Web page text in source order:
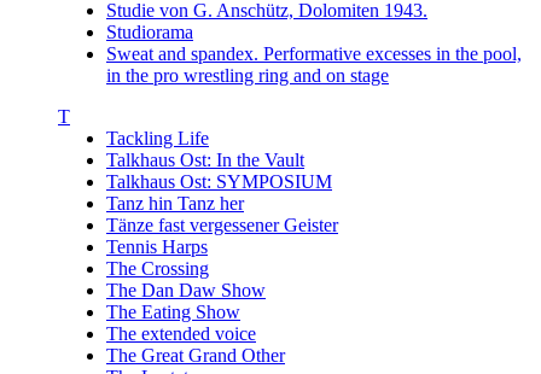
Studie von G. Anschütz, Dolomiten 1943.
Studiorama
Sweat and spandex. Performative excesses in the pool,
in the pro wrestling ring and on stage
T
Tackling Life
Talkhaus Ost: In the Vault
Talkhaus Ost: SYMPOSIUM
Tanz hin Tanz her
Tänze fast vergessener Geister
Tennis Harps
The Crossing
The Dan Daw Show
The Eating Show
The extended voice
The Great Grand Other